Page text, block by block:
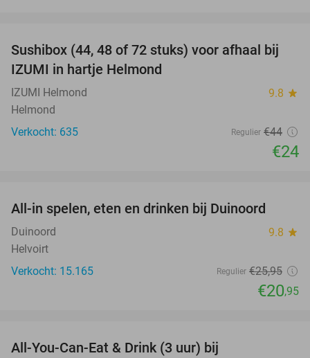
45%
Sushibox (44, 48 of 72 stuks) voor afhaal bij
IZUMI in hartje Helmond
IZUMI Helmond 9.8 star
Helmond
Verkocht: 635
Regulier €44
€24
All-in spelen, eten en drinken bij Duinoord
Duinoord 9.8 star
Helvoirt
Verkocht: 15.165
Regulier €25,95
€20,95
All-You-Can-Eat & Drink (3 uur) bij